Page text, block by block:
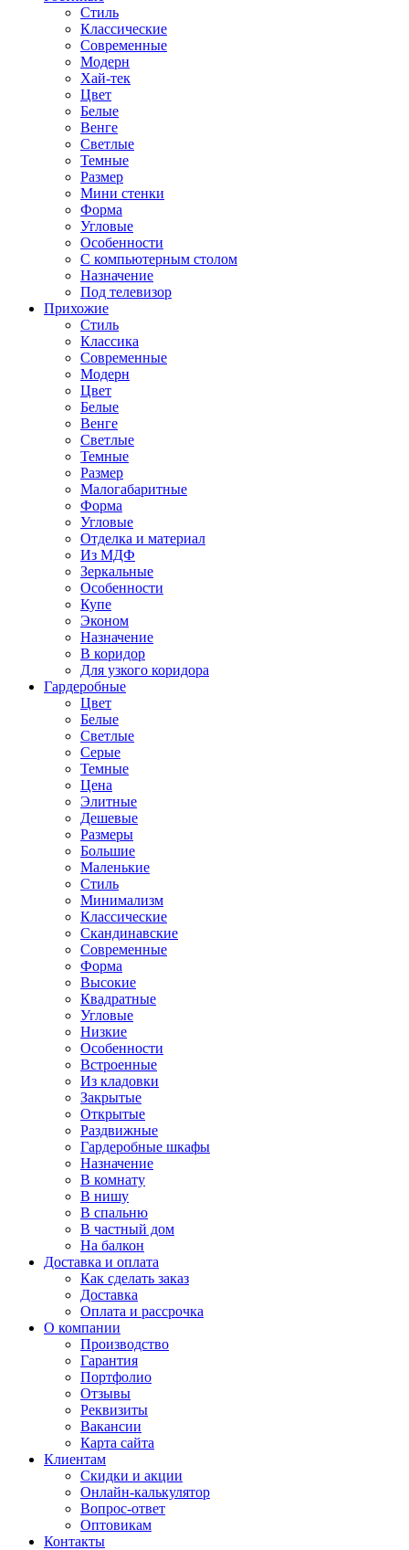
Стиль
Классические
Современные
Модерн
Хай-тек
Цвет
Белые
Венге
Светлые
Темные
Размер
Мини стенки
Форма
Угловые
Особенности
С компьютерным столом
Назначение
Под телевизор
Прихожие
Стиль
Классика
Современные
Модерн
Цвет
Белые
Венге
Светлые
Темные
Размер
Малогабаритные
Форма
Угловые
Отделка и материал
Из МДФ
Зеркальные
Особенности
Купе
Эконом
Назначение
В коридор
Для узкого коридора
Гардеробные
Цвет
Белые
Светлые
Серые
Темные
Цена
Элитные
Дешевые
Размеры
Большие
Маленькие
Стиль
Минимализм
Классические
Скандинавские
Современные
Форма
Высокие
Квадратные
Угловые
Низкие
Особенности
Встроенные
Из кладовки
Закрытые
Открытые
Раздвижные
Гардеробные шкафы
Назначение
В комнату
В нишу
В спальню
В частный дом
На балкон
Доставка и оплата
Как сделать заказ
Доставка
Оплата и рассрочка
О компании
Производство
Гарантия
Портфолио
Отзывы
Реквизиты
Вакансии
Карта сайта
Клиентам
Скидки и акции
Онлайн-калькулятор
Вопрос-ответ
Оптовикам
Контакты